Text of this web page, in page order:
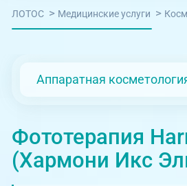
Услуги и цены
Отзывы
Адреса клиник
Вызвать скорую
Медицина на дому
Телемедицина
ЛОТОС > Медицинские услуги >
Аппаратная
Фототерапия
(Хармони Икс